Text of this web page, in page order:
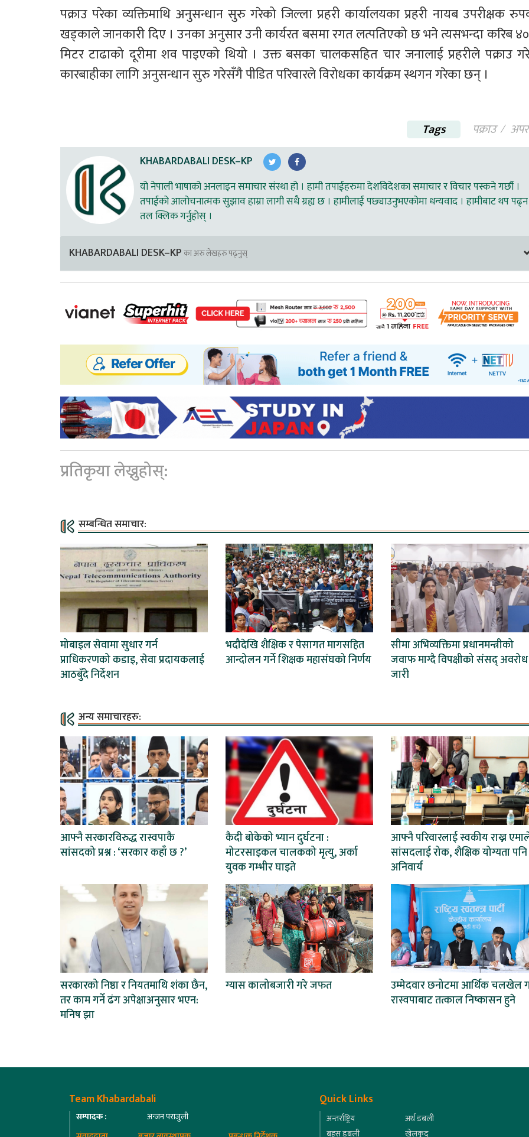
पक्राउ परेका व्यक्तिमाथि अनुसन्धान सुरु गरेको जिल्ला प्रहरी कार्यालयका प्रहरी नायब उपरीक्षक
खड्काले जानकारी दिए । उनका अनुसार उनी कार्यरत बसमा रगत लत्पतिएको छ भने त्यसभन्दा करिब
मिटर टाढाको दूरीमा शव पाइएको थियो । उक्त बसका चालकसहित चार जनालाई प्रहरीले पक्राउ
कारबाहीका लागि अनुसन्धान सुरु गरेसँगै पीडित परिवारले विरोधका कार्यक्रम स्थगन गरेका छन् ।
Tags पक्राउ
KHABARDABALI DESK–KP
यो नेपाली भाषाको अनलाइन समाचार संस्था हो । हामी तपाईहरुमा देशविदेशका समाचार र विचार पस्कने गर्छौ ।
तपाईको आलोचनात्मक सुझाव हाम्रा लागी सधै ग्रह्य छ । हामीलाई पछ्याउनुभएकोमा धन्यवाद । हामीबाट थप पढ्न
तल क्लिक गर्नुहोस् ।
KHABARDABALI DESK–KPका अरु लेखहरु पढ्नुस्
प्रतिकृया लेख्नुहोस्:
सम्बन्धित समाचार:
मोबाइल सेवामा सुधार गर्न
प्राधिकरणको कडाइ, सेवा प्रदायकलाई
आठबुँदे निर्देशन
भदौदेखि शैक्षिक र पेसागत मागसहित
आन्दोलन गर्ने शिक्षक महासंघको निर्णय
सीमा अभिव्यक्तिमा प्रधानमन्त्रीको
जवाफ माग्दै विपक्षीको संसद् अवरोध
जारी
अन्य समाचारहरु:
आफ्नै सरकारविरुद्ध रास्वपाकै
सांसदको प्रश्न : ‘सरकार कहाँ छ ?’
कैदी बोकेको भ्यान दुर्घटना :
मोटरसाइकल चालकको मृत्यु, अर्का
युवक गम्भीर घाइते
आफ्नै परिवारलाई स्वकीय राख्न
सांसदलाई रोक, शैक्षिक योग्यता पनि
अनिवार्य
सरकारको निष्ठा र नियतमाथि शंका छैन,
तर काम गर्ने ढंग अपेक्षाअनुसार भएन:
मनिष झा
ग्यास कालोबजारी गरे जफत
उम्मेदवार छनोटमा आर्थिक चलखेल
रास्वपाबाट तत्काल निष्कासन हुने
Team Khabardabali
सम्पादक :
अन्जन पराजुली
Quick Links
अन्तर्राष्ट्रिय
अर्थ डबली
बहस डबली
खेलकुद